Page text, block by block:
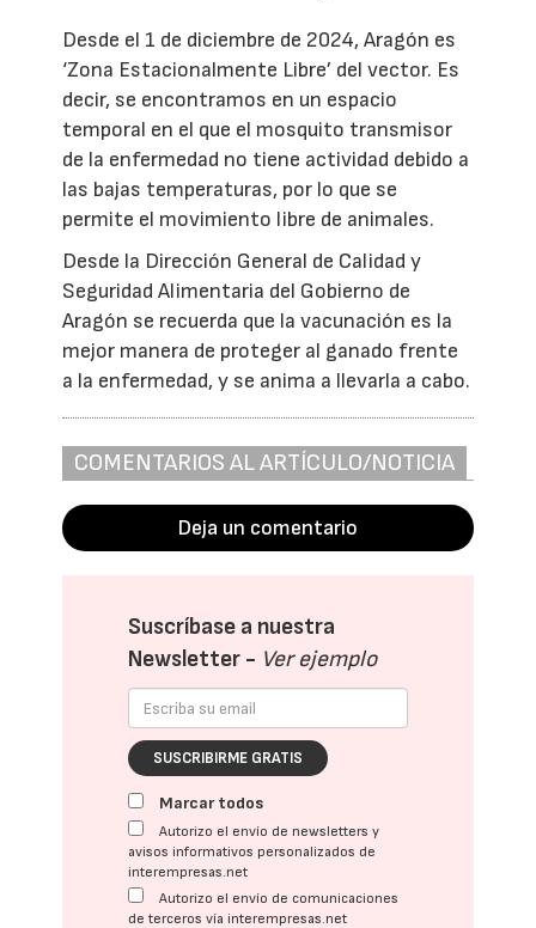
Desde el 1 de diciembre de 2024, Aragón es
‘Zona Estacionalmente Libre’ del vector. Es
decir, se encontramos en un espacio
temporal en el que el mosquito transmisor
de la enfermedad no tiene actividad debido a
las bajas temperaturas, por lo que se
permite el movimiento libre de animales.
Desde la Dirección General de Calidad y
Seguridad Alimentaria del Gobierno de
Aragón se recuerda que la vacunación es la
mejor manera de proteger al ganado frente
a la enfermedad, y se anima a llevarla a cabo.
COMENTARIOS AL ARTÍCULO/NOTICIA
Deja un comentario
Suscríbase a nuestra
Newsletter - Ver ejemplo
SUSCRIBIRME GRATIS
Marcar todos
Autorizo el envío de newsletters y
avisos informativos personalizados de
interempresas.net
Autorizo el envío de comunicaciones
de terceros vía interempresas.net